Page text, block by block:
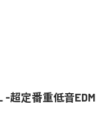
-超定番重低音EDM